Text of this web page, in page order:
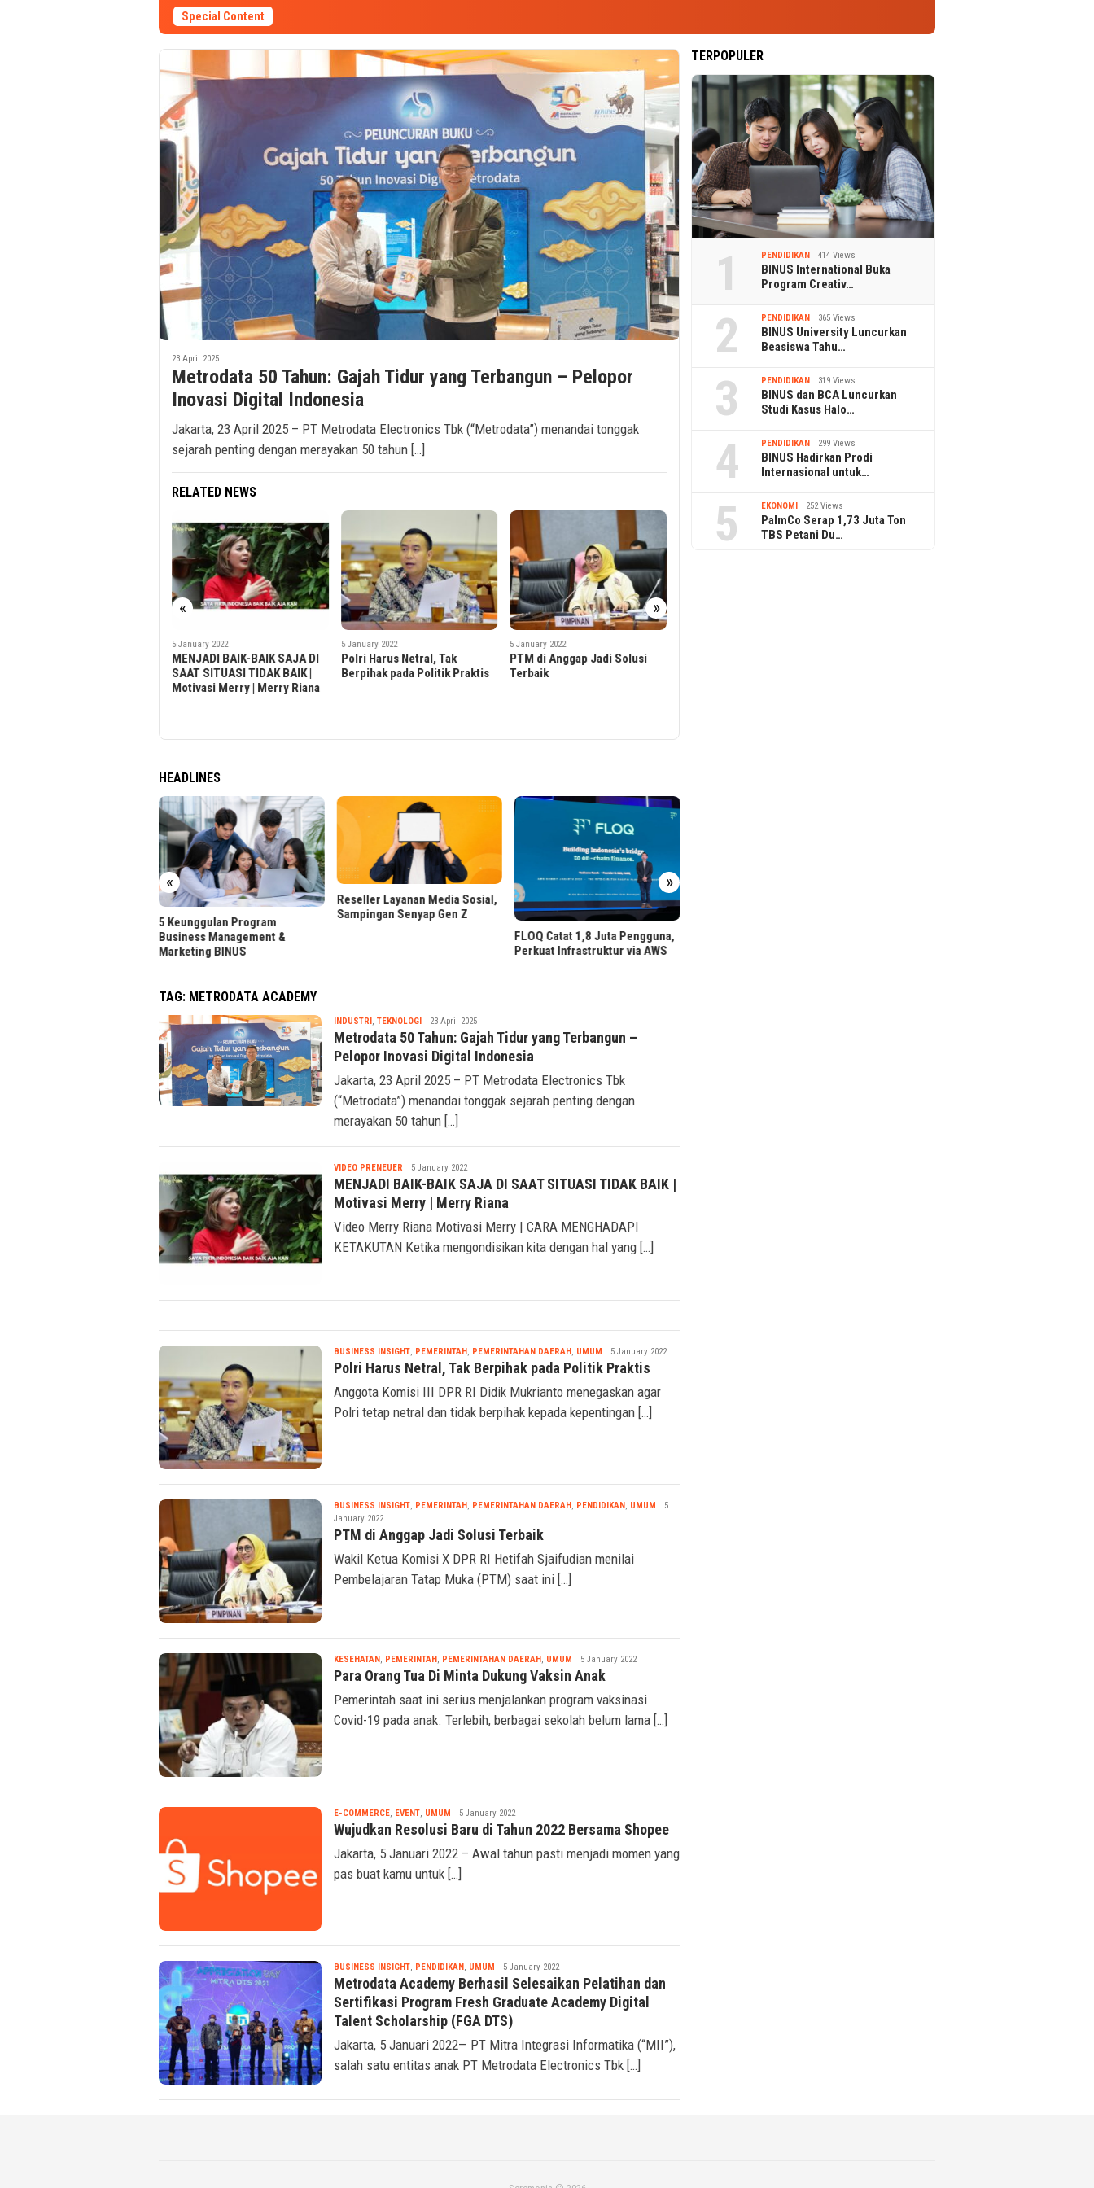
Special Content
23 April 2025
Metrodata 50 Tahun: Gajah Tidur yang Terbangun – Pelopor
Inovasi Digital Indonesia
Jakarta, 23 April 2025 – PT Metrodata Electronics Tbk (“Metrodata”) menandai tonggak
sejarah penting dengan merayakan 50 tahun […]
RELATED NEWS
« »
5 January 2022
Polri Harus Netral, Tak
Berpihak pada Politik Praktis
5 January 2022
PTM di Anggap Jadi Solusi
Terbaik
5 January 2022
Para Orang Tua Di Minta
Dukung Vaksin Anak
HEADLINES
« »
Reseller Layanan Media Sosial,
Sampingan Senyap Gen Z
Bittime Dukung Penguatan
Pengawasan OJK atas Kripto
Ilegal
TAG: METRODATA ACADEMY
INDUSTRI, TEKNOLOGITsaqif
Ridwan
23 April 2025
Metrodata 50 Tahun: Gajah Tidur yang Terbangun –
Pelopor Inovasi Digital Indonesia
Jakarta, 23 April 2025 – PT Metrodata Electronics Tbk
(“Metrodata”) menandai tonggak sejarah penting dengan
merayakan 50 tahun […]
VIDEO PRENEUER Nabila
5 January 2022
MENJADI BAIK-BAIK SAJA DI SAAT SITUASI TIDAK BAIK |
Motivasi Merry | Merry Riana
Video Merry Riana Motivasi Merry | CARA MENGHADAPI
KETAKUTAN Ketika mengondisikan kita dengan hal yang […]
BUSINESS INSIGHT, PEMERINTAH, PEMERINTAHAN DAERAH, UMUM Nabila
5 January 2022
Polri Harus Netral, Tak Berpihak pada Politik Praktis
Anggota Komisi III DPR RI Didik Mukrianto menegaskan agar
Polri tetap netral dan tidak berpihak kepada kepentingan […]
BUSINESS INSIGHT, PEMERINTAH, PEMERINTAHAN DAERAH, PENDIDIKAN, UMUM Nabila
5
January 2022
PTM di Anggap Jadi Solusi Terbaik
Wakil Ketua Komisi X DPR RI Hetifah Sjaifudian menilai
Pembelajaran Tatap Muka (PTM) saat ini […]
KESEHATAN, PEMERINTAH, PEMERINTAHAN DAERAH, UMUM Nabila
5 January 2022
Para Orang Tua Di Minta Dukung Vaksin Anak
Pemerintah saat ini serius menjalankan program vaksinasi
Covid-19 pada anak. Terlebih, berbagai sekolah belum lama […]
E-COMMERCE, EVENT, UMUM Nabila
5 January 2022
Wujudkan Resolusi Baru di Tahun 2022 Bersama Shopee
Jakarta, 5 Januari 2022 – Awal tahun pasti menjadi momen yang
pas buat kamu untuk […]
BUSINESS INSIGHT, PENDIDIKAN, UMUM Nabila
5 January 2022
Metrodata Academy Berhasil Selesaikan Pelatihan dan
Sertifikasi Program Fresh Graduate Academy Digital
Talent Scholarship (FGA DTS)
Jakarta, 5 Januari 2022— PT Mitra Integrasi Informatika (“MII”),
salah satu entitas anak PT Metrodata Electronics Tbk […]
TERPOPULER
1 PENDIDIKAN 414 Views
BINUS International Buka
Program Creativ…
2 PENDIDIKAN 365 Views
BINUS University Luncurkan
Beasiswa Tahu…
3 PENDIDIKAN 319 Views
BINUS dan BCA Luncurkan
Studi Kasus Halo…
4 PENDIDIKAN 299 Views
BINUS Hadirkan Prodi
Internasional untuk…
5 EKONOMI 252 Views
PalmCo Serap 1,73 Juta Ton
TBS Petani Du…